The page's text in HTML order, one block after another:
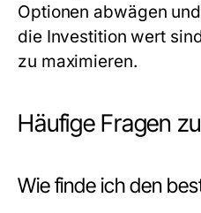
Optionen abwägen
die Investition wert
zu maximieren.
Häufige Fragen
Wie finde ich den